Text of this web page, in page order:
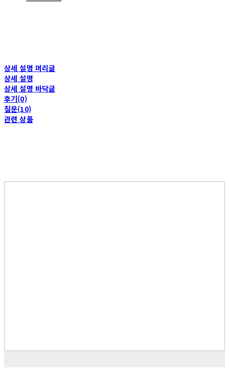
상세 설명 머리글
상세 설명
상세 설명 바닥글
후기(0)
질문(10)
관련 상품